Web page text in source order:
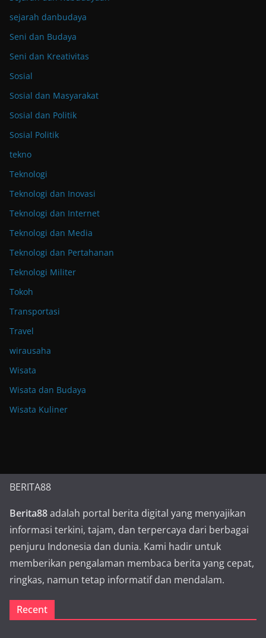
sejarah danbudaya
Seni dan Budaya
Seni dan Kreativitas
Sosial
Sosial dan Masyarakat
Sosial dan Politik
Sosial Politik
tekno
Teknologi
Teknologi dan Inovasi
Teknologi dan Internet
Teknologi dan Media
Teknologi dan Pertahanan
Teknologi Militer
Tokoh
Transportasi
Travel
wirausaha
Wisata
Wisata dan Budaya
Wisata Kuliner
BERITA88
Berita88adalah portal berita digital yang menyajikan
informasi terkini, tajam, dan terpercaya dari berbagai
penjuru Indonesia dan dunia. Kami hadir untuk
memberikan pengalaman membaca berita yang cepat,
ringkas, namun tetap informatif dan mendalam.
Recent